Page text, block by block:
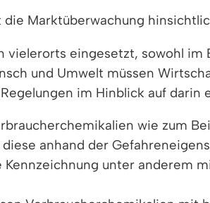
die Marktüberwachung
vielerorts eingesetzt, sowohl im
und Umwelt müssen
im Hinblick auf
wie zum
anhand der
Kennzeichnung unter anderem